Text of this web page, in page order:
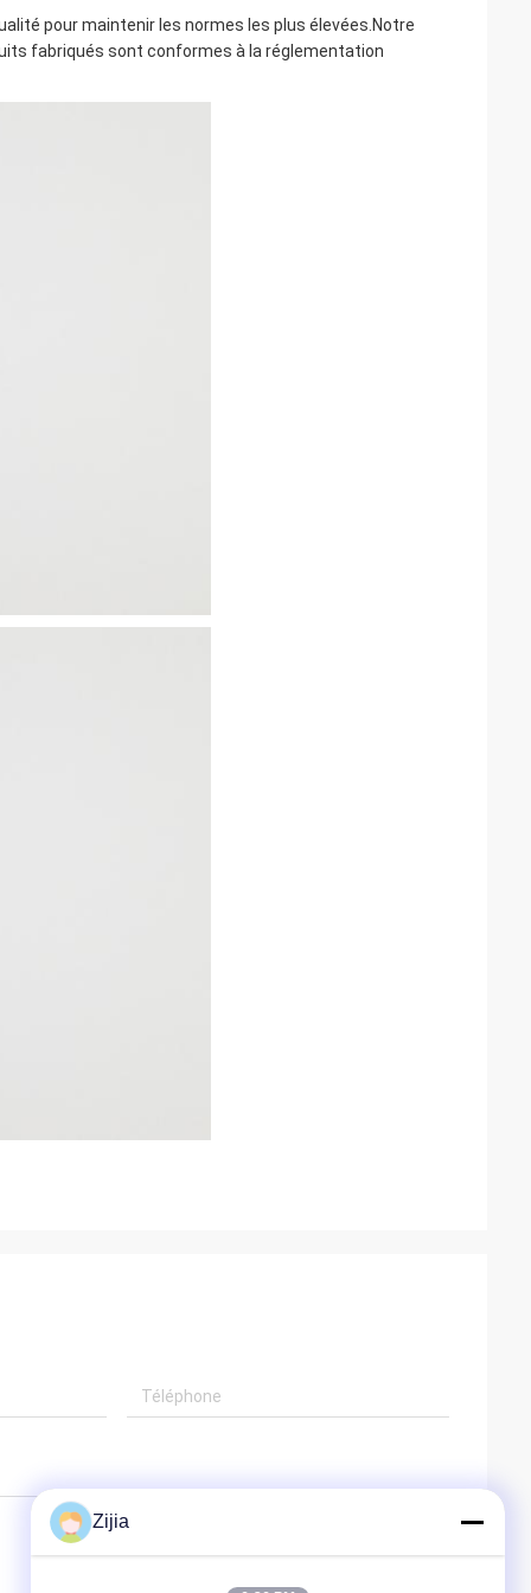
pour maintenir les normes les plus élevées.Notre
fabriqués sont conformes à la réglementation
Zijia